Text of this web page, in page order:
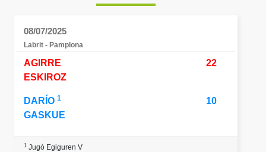
08/07/2025
Labrit - Pamplona
AGIRRE
ESKIROZ
22
DARÍO 1
GASKUE
10
1 Jugó Egiguren V